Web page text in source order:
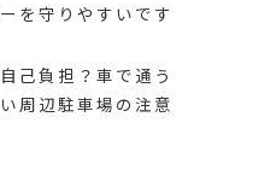
を守りやすいです
己負担？車で通う
周辺駐車場の注意